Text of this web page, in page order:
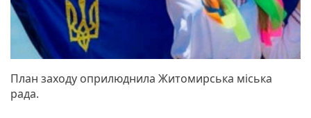
План заходу оприлюднила Житомирська міська
рада.